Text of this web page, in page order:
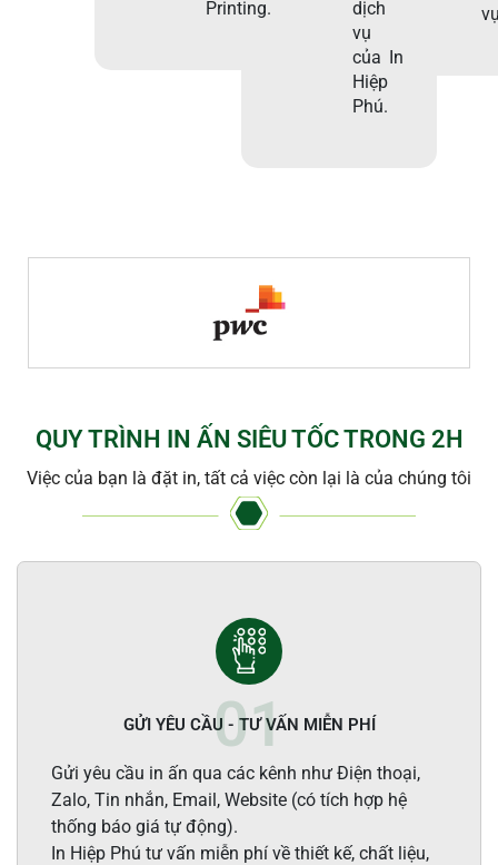
Printing.
dịch
vụ
của In
Hiệp
Phú.
QUY TRÌNH IN ẤN SIÊU TỐC TRONG 2H
Việc của bạn là đặt in, tất cả việc còn lại là của chúng tôi
GỬI YÊU CẦU - TƯ VẤN MIỄN PHÍ
Gửi yêu cầu in ấn qua các kênh như Điện thoại,
Zalo, Tin nhắn, Email, Website (có tích hợp hệ
thống báo giá tự động).
In Hiệp Phú tư vấn miễn phí về thiết kế, chất liệu,